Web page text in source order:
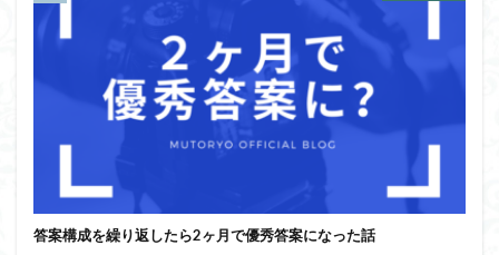
答案構成を繰り返したら2ヶ月で優秀答案になった話